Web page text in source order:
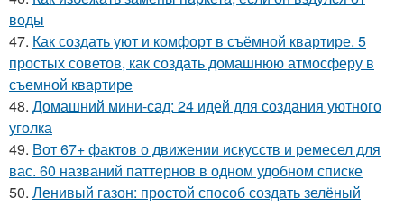
воды
47. Как создать уют и комфорт в съёмной квартире. 5
простых советов, как создать домашнюю атмосферу в
съемной квартире
48. Домашний мини-сад: 24 идей для создания уютного
уголка
49. Вот 67+ фактов о движении искусств и ремесел для
вас. 60 названий паттернов в одном удобном списке
50. Ленивый газон: простой способ создать зелёный